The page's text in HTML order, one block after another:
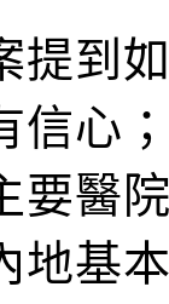
提到
信心
要醫
地基